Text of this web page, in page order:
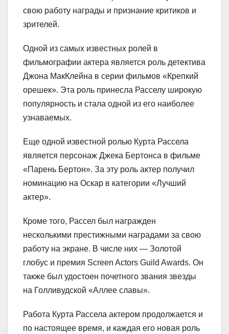
свою работу награды и признание критиков и
зрителей.
Одной из самых известных ролей в
фильмографии актера является роль детектива
Джона МакКлейна в серии фильмов «Крепкий
орешек». Эта роль принесла Расселу широкую
популярность и стала одной из его наиболее
узнаваемых.
Еще одной известной ролью Курта Рассела
является персонаж Джека Бертонса в фильме
«Парень Бертон». За эту роль актер получил
номинацию на Оскар в категории «Лучший
актер».
Кроме того, Рассел был награжден
несколькими престижными наградами за свою
работу на экране. В числе них — Золотой
глобус и премия Screen Actors Guild Awards. Он
также был удостоен почетного звания звезды
на Голливудской «Аллее славы».
Работа Курта Рассела актером продолжается и
по настоящее время, и каждая его новая роль